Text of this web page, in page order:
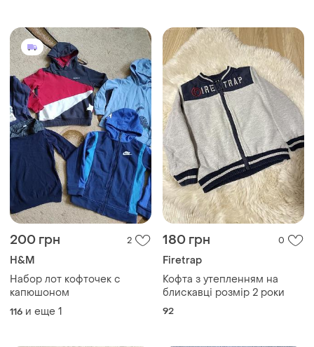
200 грн 2
H&M
Набор лот кофточек с
капюшоном
116 и еще 1
180 грн 0
Firetrap
Кофта з утепленням на
блискавці розмір 2 роки
92